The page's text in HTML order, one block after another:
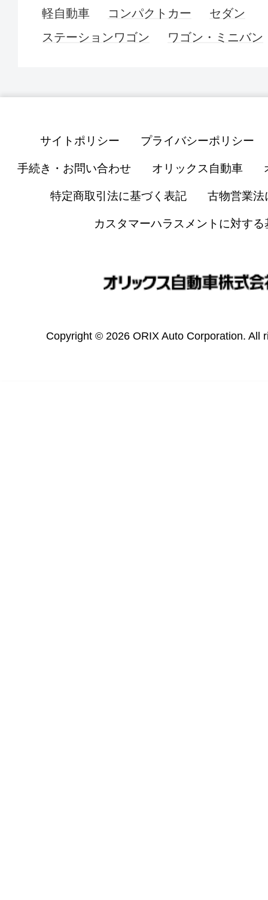
軽自動車 コンパクトカー
セダン
ステーションワゴン
ワゴン・ミニバン
サイトポリシー プライバシーポリシー
手続き・お問い合わせ オリックス自動車
特定商取引法に基づく表記 古物営業法
カスタマーハラスメントに対する
Copyright © 2026 ORIX Auto Corporation. All